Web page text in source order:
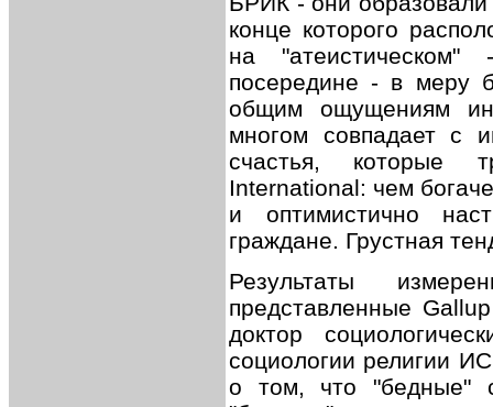
конце которого
на
посередине - в меру
общим ощущениям
многом совпадает с
счастья, которые
International: чем
и оптимистично
граждане. Грустная
Результаты
представленные
доктор
социологии религии
о том, что "бедные"